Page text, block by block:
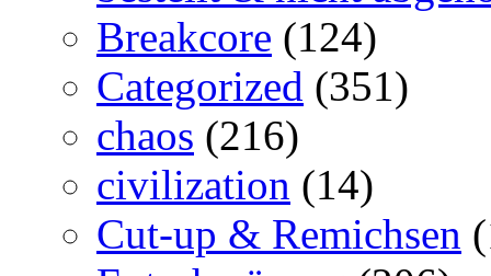
Breakcore (124)
Categorized (351)
chaos (216)
civilization (14)
Cut-up & Remichsen